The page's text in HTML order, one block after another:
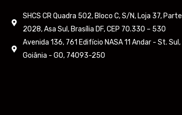
SHCS CR Quadra 502, Bloco C, S/N, Loja 37, Parte
2028, Asa Sul, Brasília DF, CEP 70.330 – 530
Avenida 136, 761 Edifício NASA 11 Andar - St. Sul,
Goiânia - GO, 74093-250